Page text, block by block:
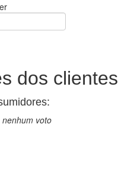
dos clientes
nenhum voto